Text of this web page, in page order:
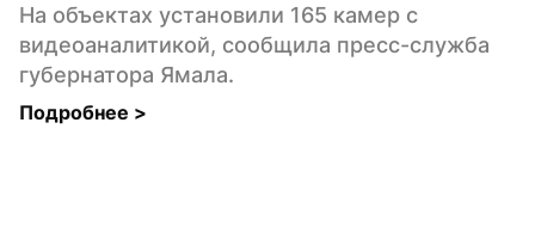
На объектах установили 165 камер с
видеоаналитикой, сообщила пресс-служба
губернатора Ямала.
Подробнее >